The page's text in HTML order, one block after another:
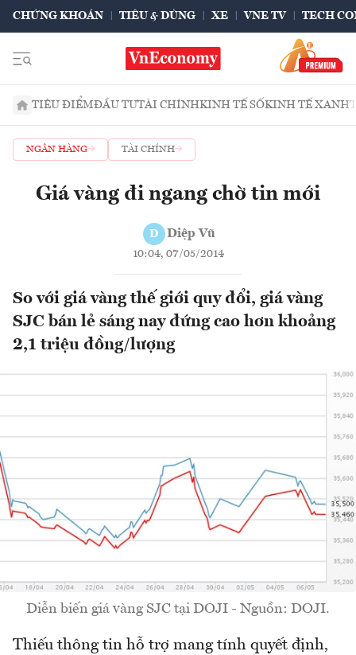
CHỨNG KHOÁN TIÊU & DÙNG XE VNE TV TECH
TIÊU ĐIỂMĐẦU TƯTÀI CHÍNHKINH TẾ SỐKINH TẾ XANH
NGÂN HÀNG TÀI CHÍNH
Giá vàng đi ngang chờ tin mới
D Diệp Vũ
10:04, 07/05/2014
So với giá vàng thế giới quy đổi, giá vàng
SJC bán lẻ sáng nay đứng cao hơn khoảng
2,1 triệu đồng/lượng
Diễn biến giá vàng SJC tại DOJI - Nguồn: DOJI.
Thiếu thông tin hỗ trợ mang tính quyết định,